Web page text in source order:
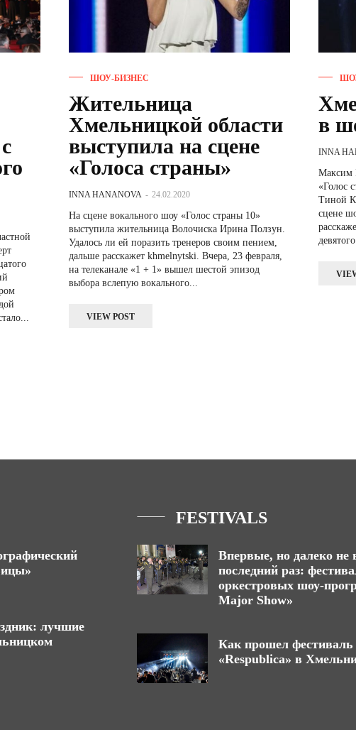
ШОУ-БИЗНЕС
Жительница
Хмельницкой области
выступила на сцене
«Голоса страны»
INNA HANANOVA - 24.02.2020
На сцене вокального шоу «Голос страны 10»
выступила жительница Волочиска Ирина Ползун.
Удалось ли ей поразить тренеров своим пением,
дальше расскажет khmelnytski. Вчера, 23 февраля,
на телеканале «1 + 1» вышел шестой эпизод
выбора вслепую вокального...
VIEW POST
в
INNA
Максим
«Голос
Тиной
сцене
лучшие
FESTIVALS
Впервые, но далеко не
последний раз:
оркестровых шоу-
Major Show»
Как прошел фестиваль
«Respublica» в